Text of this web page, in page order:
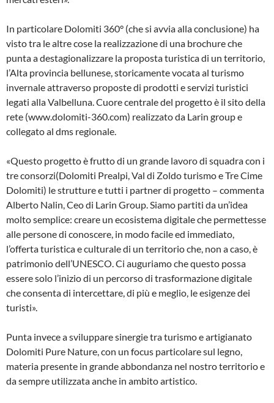
In particolare Dolomiti 360° (che si avvia alla conclusione) ha
visto tra le altre cose la realizzazione di una brochure che
punta a destagionalizzare la proposta turistica di un territorio,
l’Alta provincia bellunese, storicamente vocata al turismo
invernale attraverso proposte di prodotti e servizi turistici
legati alla Valbelluna. Cuore centrale del progetto è il sito della
rete (www.dolomiti-360.com) realizzato da Larin group e
collegato al dms regionale.
«Questo progetto è frutto di un grande lavoro di squadra con i
tre consorzi(Dolomiti Prealpi, Val di Zoldo turismo e Tre Cime
Dolomiti) le strutture e tutti i partner di progetto – commenta
Alberto Nalin, Ceo di Larin Group. Siamo partiti da un’idea
molto semplice: creare un ecosistema digitale che permettesse
alle persone di conoscere, in modo facile ed immediato,
l’offerta turistica e culturale di un territorio che, non a caso, è
patrimonio dell’UNESCO. Ci auguriamo che questo possa
essere solo l’inizio di un percorso di trasformazione digitale
che consenta di intercettare, di più e meglio, le esigenze dei
turisti».
Punta invece a sviluppare sinergie tra turismo e artigianato
Dolomiti Pure Nature, con un focus particolare sul legno,
materia presente in grande abbondanza nel nostro territorio e
da sempre utilizzata anche in ambito artistico.